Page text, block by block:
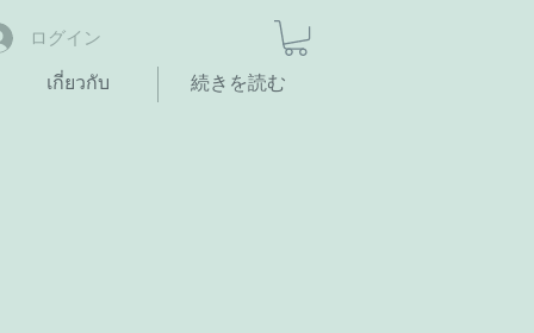
ログイン
เกี่ยวกับ 続きを読む